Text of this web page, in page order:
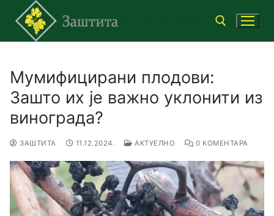
Прескочи
садржаја
Тражи за:
Мумифицирани плодови:
Зашто их је важно уклонити из
винограда?
ЗАШТИТА 11.12.2024. АКТУЕЛНО 0 КОМЕНТАРА